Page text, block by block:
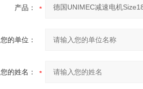
产品：
您的单位：
您的姓名：